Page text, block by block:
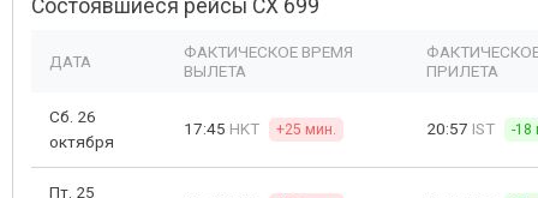
Состоявшиеся рейсы CX 699
ДАТА
ФАКТИЧЕСКОЕ ВРЕМЯ
ВЫЛЕТА
ПРИЛЕТА
Сб. 26
октября
17:45 HKT +25 мин. 20:57 IST -18
Пт. 25